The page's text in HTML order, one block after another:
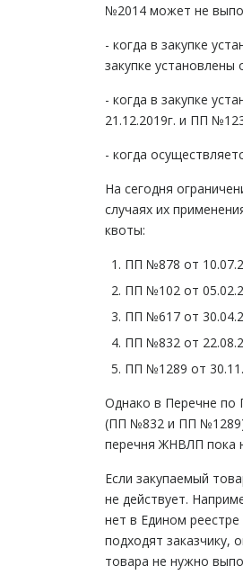
№2014 может не
- когда в закупке
закупке установлены
- когда в закупке
21.12.2019г. и ПП
- когда
На сегодня
случаях их
квоты:
ПП №878 от
ПП №102 от
ПП №617 от
ПП №832 от
ПП №1289 от
Однако в Перечне по
(ПП №832 и ПП
перечня ЖНВЛП пока
Если закупаемый
не действует.
нет в Едином
подходят заказчику,
товара не нужно